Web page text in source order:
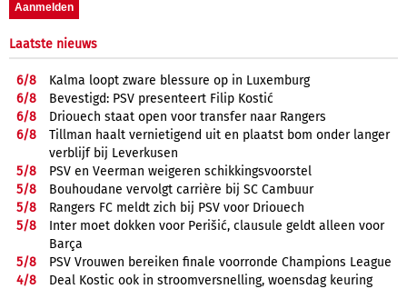
Laatste nieuws
6/8
Kalma loopt zware blessure op in Luxemburg
6/8
Bevestigd: PSV presenteert Filip Kostić
6/8
Driouech staat open voor transfer naar Rangers
6/8
Tillman haalt vernietigend uit en plaatst bom onder langer
verblijf bij Leverkusen
5/8
PSV en Veerman weigeren schikkingsvoorstel
5/8
Bouhoudane vervolgt carrière bij SC Cambuur
5/8
Rangers FC meldt zich bij PSV voor Driouech
5/8
Inter moet dokken voor Perišić, clausule geldt alleen voor
Barça
5/8
PSV Vrouwen bereiken finale voorronde Champions League
4/8
Deal Kostic ook in stroomversnelling, woensdag keuring